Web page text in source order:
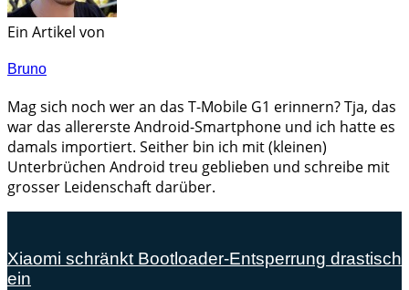
Ein Artikel von
Bruno
Mag sich noch wer an das T-Mobile G1 erinnern? Tja, das
war das allererste Android-Smartphone und ich hatte es
damals importiert. Seither bin ich mit (kleinen)
Unterbrüchen Android treu geblieben und schreibe mit
grosser Leidenschaft darüber.
Xiaomi schränkt Bootloader-Entsperrung drastisch
ein